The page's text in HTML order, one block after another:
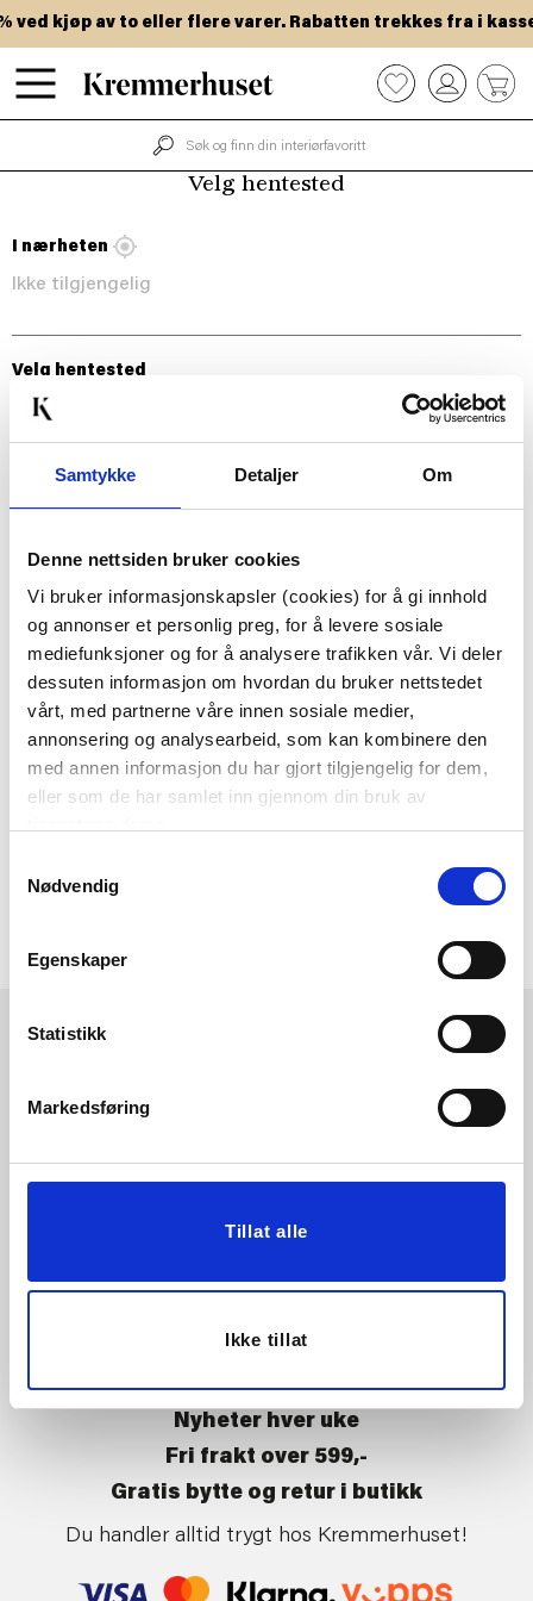
Samtykke Detaljer Om
Denne nettsiden bruker cookies
Vi bruker informasjonskapsler (cookies) for å gi innhold
og annonser et personlig preg, for å levere sosiale
mediefunksjoner og for å analysere trafikken vår. Vi deler
dessuten informasjon om hvordan du bruker nettstedet
vårt, med partnerne våre innen sosiale medier,
annonsering og analysearbeid, som kan kombinere den
med annen informasjon du har gjort tilgjengelig for dem,
eller som de har samlet inn gjennom din bruk av
Nødvendig
Egenskaper
Statistikk
Markedsføring
Tillat alle
Ikke tillat
Hopp
til
hovedinnhold
ved kjøp av to eller flere varer. Rabatten trekkes fra i
0
Velg hentested
I nærheten
Ikke tilgjengelig
Velg hentested
BLI MED!
Som medlem i kundeklubben vår får du
alltid laveste prisogmange fristende
tilbud!
BLI MEDLEM
Følg oss gjerne på
sosiale medier!
Kundeklubb Tilbakekalling av varer
Handle på nett
Betaling og levering
Nyheter hver uke
Fri frakt over 599,-
Gratis bytte og retur i butikk
Du handler alltid trygt hos Kremmerhuset!